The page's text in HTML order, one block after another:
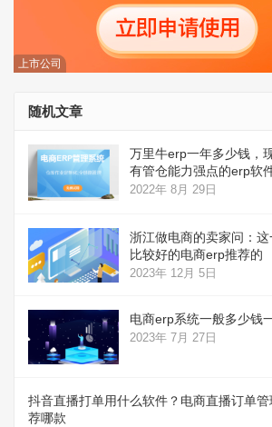
上市公司
随机文章
万里牛erp一年多少钱，
有管仓能力强点的erp软
2022年 8月 29日
浙江做电商的卖家问：这
比较好的电商erp推荐的
2023年 12月 5日
电商erp系统一般多少钱
2023年 7月 27日
抖音直播打单用什么软件？电商直播订单管
荐哪款